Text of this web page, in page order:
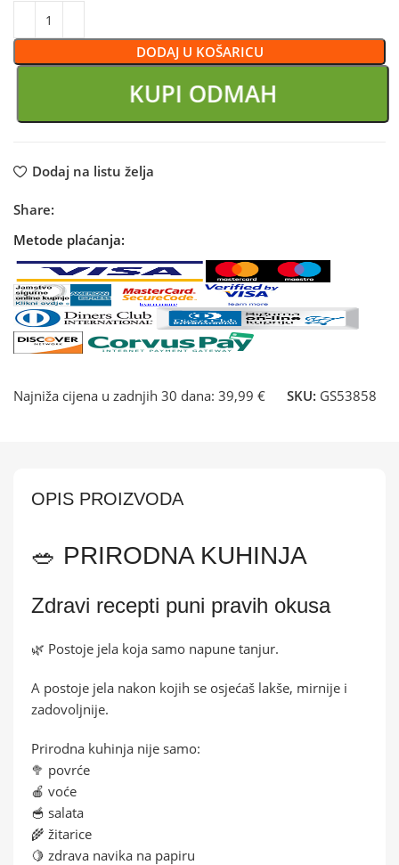
DODAJ U KOŠARICU
KUPI ODMAH
Dodaj na listu želja
Share:
Metode plaćanja:
Najniža cijena u zadnjih 30 dana: 39,99 € SKU: GS53858
OPIS PROIZVODA
🥗 PRIRODNA KUHINJA
Zdravi recepti puni pravih okusa
🌿 Postoje jela koja samo napune tanjur.
A postoje jela nakon kojih se osjećaš lakše, mirnije i
zadovoljnije.
Prirodna kuhinja nije samo:
🥦 povrće
🍎 voće
🥣 salata
🌾 žitarice
🍋 zdrava navika na papiru